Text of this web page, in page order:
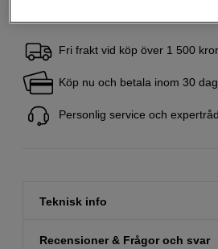
Fri frakt vid köp över 1 500
Köp nu och betala inom 30
Personlig service och
Teknisk info
Recensioner & Frågor och svar